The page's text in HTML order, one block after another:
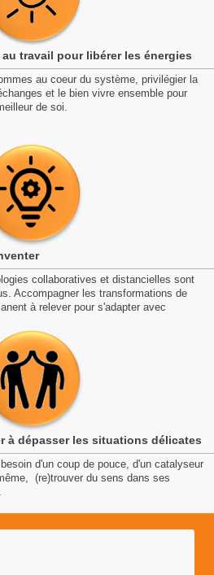
travail pour libérer les énergies
au coeur du système, privilégier la
et le bien vivre ensemble pour
de soi.
collaboratives et distancielles sont
Accompagner les transformations de
à relever pour s'adapter avec
à dépasser les situations délicates
d'un coup de pouce, d'un catalyseur
(re)trouver du sens dans ses